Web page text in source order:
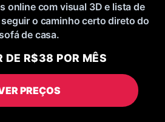
online com visual 3D e lista de
o caminho certo direto do
de casa.
DE R$38 POR MÊS
PREÇOS